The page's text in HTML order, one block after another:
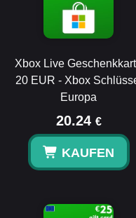
Xbox Live
20 EUR - Xbox
Europa
20.24 €
KAUFEN